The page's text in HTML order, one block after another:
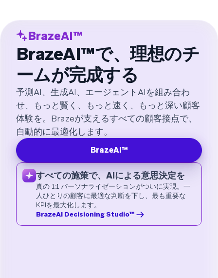
BrazeAI™
BrazeAI™で、理想のチ
ームが完成する
予測AI、生成AI、エージェントAIを組み合わ
せ、もっと賢く、もっと速く、もっと深い顧客
体験を。Brazeが支えるすべての顧客接点で、
自動的に最適化します。
BrazeAI™
すべての施策で、AIによる意思決定を
真の 1:1 パーソナライゼーションがついに実現。一
人ひとりの顧客に最適な判断を下し、最も重要な
KPIを最大化します。
BrazeAI Decisioning Studio™